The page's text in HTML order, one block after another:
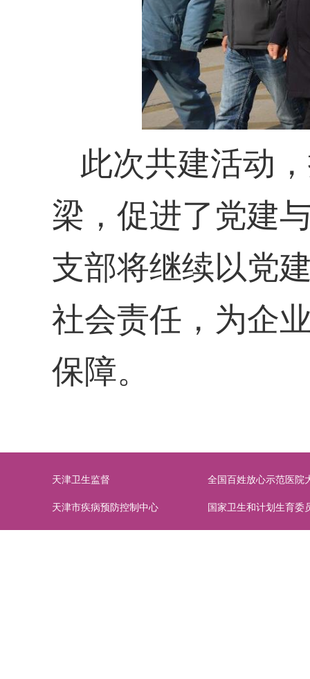
此次共建活动
梁，促进了党建
支部将继续以党
社会责任，为企
保障。
天津卫生监督 全国百姓放心示范医院
天津市疾病预防控制中心 国家卫生和计划生育委